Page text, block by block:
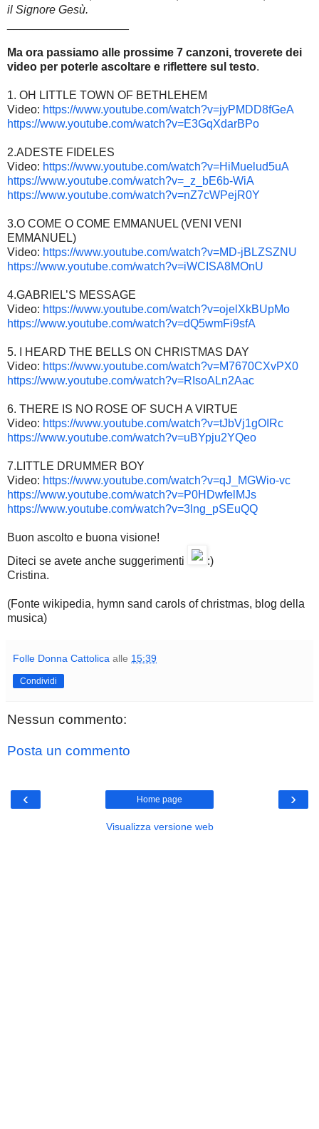
il Signore Gesù.
Ma ora passiamo alle prossime 7 canzoni, troverete dei
video per poterle ascoltare e riflettere sul testo.
1. OH LITTLE TOWN OF BETHLEHEM
Video: https://www.youtube.com/watch?v=jyPMDD8fGeA
https://www.youtube.com/watch?v=E3GqXdarBPo
2.ADESTE FIDELES
Video: https://www.youtube.com/watch?v=HiMuelud5uA
https://www.youtube.com/watch?v=_z_bE6b-WiA
https://www.youtube.com/watch?v=nZ7cWPejR0Y
3.O COME O COME EMMANUEL (VENI VENI
EMMANUEL)
Video: https://www.youtube.com/watch?v=MD-jBLZSZNU
https://www.youtube.com/watch?v=iWCISA8MOnU
4.GABRIEL’S MESSAGE
Video: https://www.youtube.com/watch?v=ojelXkBUpMo
https://www.youtube.com/watch?v=dQ5wmFi9sfA
5. I HEARD THE BELLS ON CHRISTMAS DAY
Video: https://www.youtube.com/watch?v=M7670CXvPX0
https://www.youtube.com/watch?v=RIsoALn2Aac
6. THERE IS NO ROSE OF SUCH A VIRTUE
Video: https://www.youtube.com/watch?v=tJbVj1gOIRc
https://www.youtube.com/watch?v=uBYpju2YQeo
7.LITTLE DRUMMER BOY
Video: https://www.youtube.com/watch?v=qJ_MGWio-vc
https://www.youtube.com/watch?v=P0HDwfelMJs
https://www.youtube.com/watch?v=3lng_pSEuQQ
Buon ascolto e buona visione!
Diteci se avete anche suggerimenti
:)
Cristina.
(Fonte wikipedia, hymn sand carols of christmas, blog della
musica)
Folle Donna Cattolica alle 15:39
Condividi
Nessun commento:
Posta un commento
‹ ›
Home page
Visualizza versione web